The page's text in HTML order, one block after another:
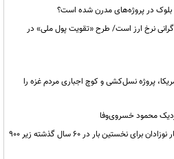
در پروژه‌های مدرن شده است؟
نرخ ارز است/ طرح «تقویت پول ملی» در
پروژه نسل‌کشی و کوچ اجباری مردم غزه را
محمود خسروی‌وفا
سقوط تاریخی نرخ تولد در ایران؛ شمار نوزادان برای نخستین بار در ۶۰ سال گذشته زیر ۹۰۰